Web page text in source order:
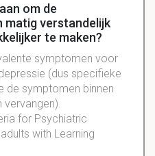
om de
matig verstandelijk
te maken?
symptomen voor
(dus specifieke
de symptomen binnen
vervangen).
for Psychiatric
with Learning